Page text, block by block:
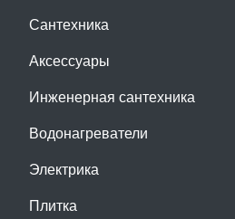
Сантехника
Аксессуары
Инженерная сантехника
Водонагреватели
Электрика
Плитка